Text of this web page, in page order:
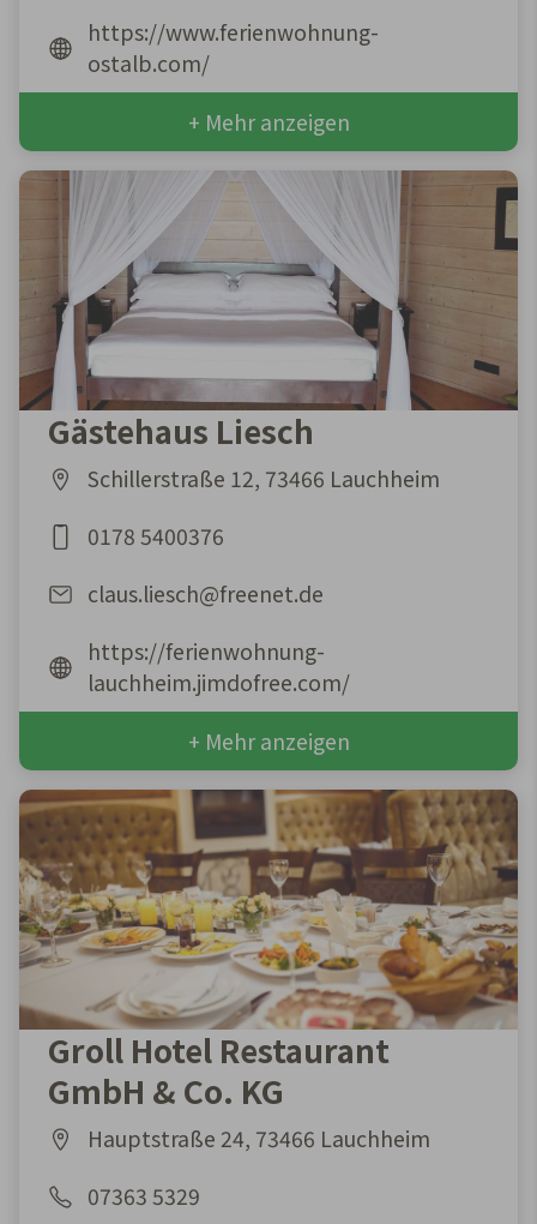
https://www.ferienwohnung-
ostalb.com/
+ Mehr anzeigen
Gästehaus Liesch
Schillerstraße 12, 73466 Lauchheim
0178 5400376
claus.liesch@freenet.de
https://ferienwohnung-
lauchheim.jimdofree.com/
+ Mehr anzeigen
Groll Hotel Restaurant
GmbH & Co. KG
Hauptstraße 24, 73466 Lauchheim
07363 5329